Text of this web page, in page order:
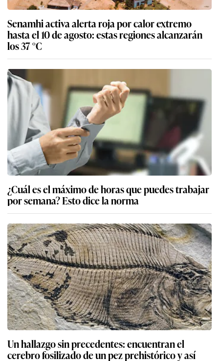
Senamhi activa alerta roja por calor extremo
hasta el 10 de agosto: estas regiones alcanzarán
los 37 °C
¿Cuál es el máximo de horas que puedes trabajar
por semana? Esto dice la norma
Un hallazgo sin precedentes: encuentran el
cerebro fosilizado de un pez prehistórico y así